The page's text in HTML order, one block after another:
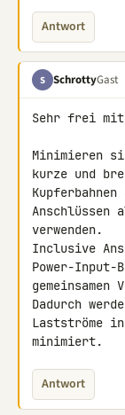
Antwort
S SchrottyGast
Sehr frei mit
Minimieren
kurze und
Anschlüssen
verwenden.
Inclusive
Power-Input-
gemeinsamen
Dadurch
Lastströme
minimiert.
Antwort